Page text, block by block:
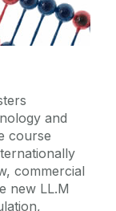
and
course
commercial
new LL.M